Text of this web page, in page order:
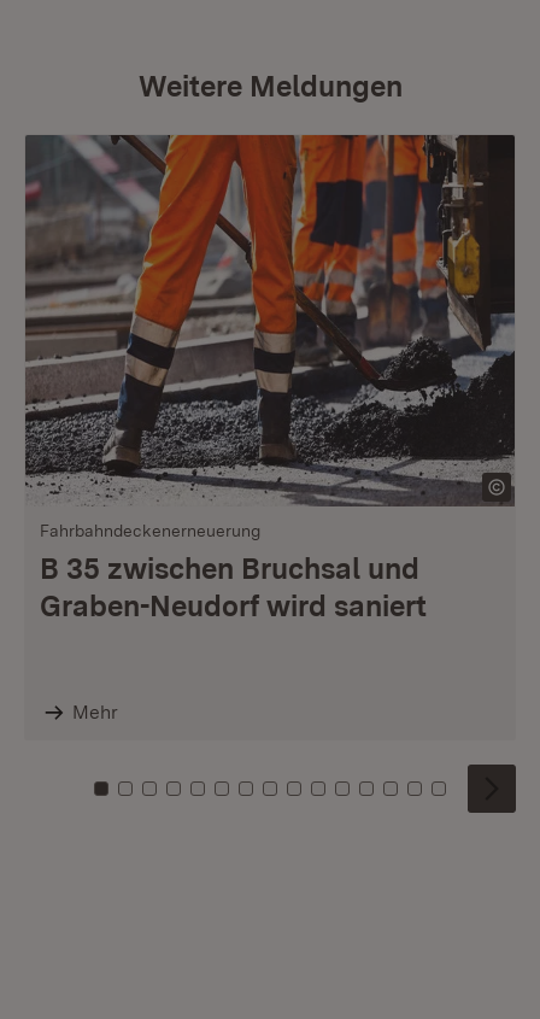
Weitere Meldungen
Fahrbahndeckenerneuerung
B 35 zwischen Bruchsal und
Graben-Neudorf wird saniert
Mehr
Zu Kachel: 0
Zu Kachel: 1
Zu Kachel: 2
Zu Kachel: 3
Zu Kachel: 4
Zu Kachel: 5
Zu Kachel: 6
Zu Kachel: 7
Zu Kachel: 8
Zu Kachel: 9
Zu Kachel: 10
Zu Kachel: 11
Zu Kachel: 12
Zu Kachel:
Zu